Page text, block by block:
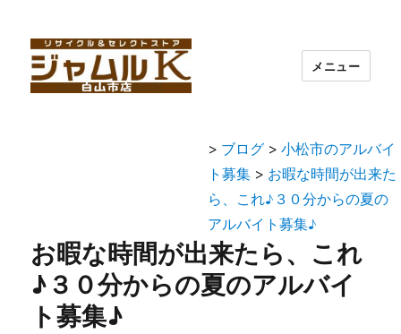
メニュー
> ブログ > 小松市のアルバイ
ト募集 > お暇な時間が出来た
ら、これ♪３０分からの夏の
アルバイト募集♪
お暇な時間が出来たら、これ
♪３０分からの夏のアルバイ
ト募集♪